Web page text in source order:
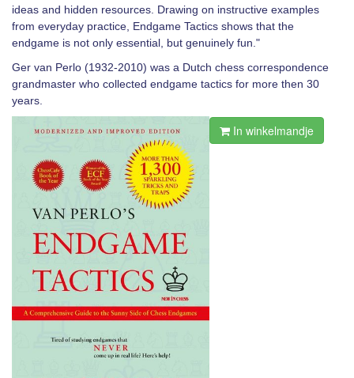
ideas and hidden resources. Drawing on instructive examples
from everyday practice, Endgame Tactics shows that the
endgame is not only essential, but genuinely fun."
Ger van Perlo (1932-2010) was a Dutch chess correspondence
grandmaster who collected endgame tactics for more then 30
years.
In winkelmandje